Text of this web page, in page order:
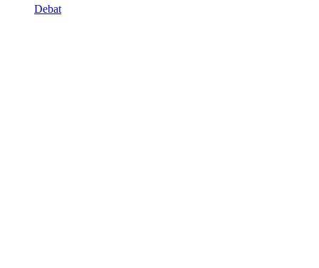
Debat